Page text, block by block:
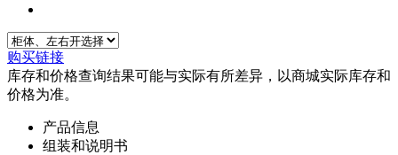
购买链接
库存和价格查询结果可能与实际有所差异，以商城实际库存和
价格为准。
产品信息
组装和说明书